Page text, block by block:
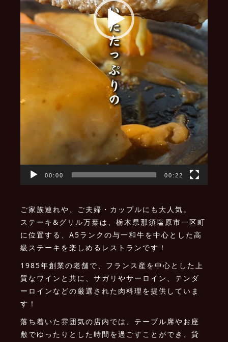
00:00 00:22
ご家族連れや、ご夫婦・カップルにも大人気。
ステーキ&グリル万葉は、栃木県那須塩原市一区町
に位置する、A5ランクの与一和牛を中心とした高
級ステーキを楽しめるレストランです！
1985年創業の老舗で、フランス産を中心とした上
質なワインと共に、サガリやサーロイン、テンダ
ーロインなどの厳選された肉料理を提供していま
す！
落ち着いた雰囲気の店内では、テーブル席やお座
敷でゆったりとした時間を過ごすことができ、貸